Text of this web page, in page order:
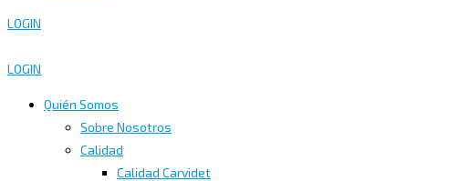
LOGIN
LOGIN
Quién Somos
Sobre Nosotros
Calidad
Calidad Carvidet